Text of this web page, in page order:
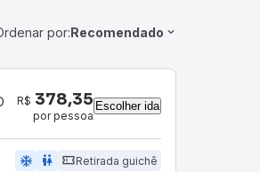
por:Recomendado
R$ 378,35
por pessoa
Escolher ida
ac_unit wc Retirada guichê